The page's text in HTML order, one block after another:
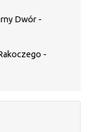
Dwór -
-